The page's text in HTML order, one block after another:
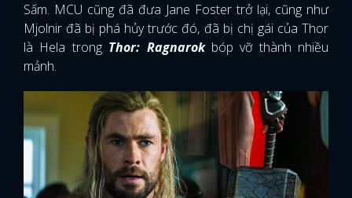
Sấm. MCU cũng đã đưa Jane Foster trở lại, cũng như
Mjolnir đã bị phá hủy trước đó, đã bị chị gái của Thor
là Hela trongThor: Ragnarok bóp vỡ thành nhiều
mảnh.